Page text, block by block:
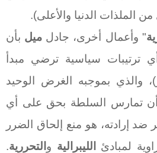
الدنيا والأعلى).
" وأعمال أخرى، جادل ميل بأن
ترتيبات سياسية ترضي مبدأ
والذي بموجبه الغرض الوحيد
تمارس السلطة بحق على أي
إرادته، هو منع إلحاق الضرر
لمبادئ
الليبرالية و التحررية.